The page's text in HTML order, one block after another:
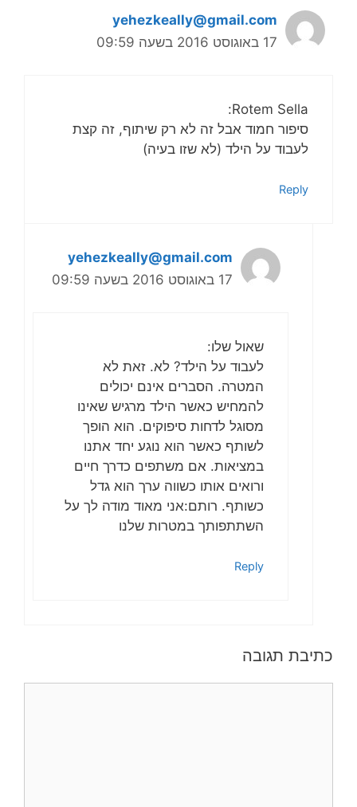
yehezkeally@gmail.com
17 באוגוסט 2016 בשעה 09:59
Rotem Sella:
סיפור חמוד אבל זה לא רק שיתוף, זה קצת
לעבוד על הילד (לא שזו בעיה)
Reply
yehezkeally@gmail.com
17 באוגוסט 2016 בשעה 09:59
שאול שלו:
לעבוד על הילד? לא. זאת לא
המטרה. הסברים אינם יכולים
להמחיש כאשר הילד מרגיש שאינו
מסוגל לדחות סיפוקים. הוא הופך
לשותף כאשר הוא נוגע יחד אתנו
במציאות. אם משתפים כדרך חיים
ורואים אותו כשווה ערך הוא גדל
כשותף. רותם:אני מאוד מודה לך על
השתתפותך במטרות שלנו
Reply
כתיבת תגובה